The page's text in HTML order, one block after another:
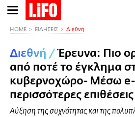
Παράκαμψη
προς
περιεχόμενο
HOME ΕΙΔΗΣΕΙΣ Διεθνή
Διεθνή /Έρευνα: Πιο
από ποτέ το έγκλημα
κυβερνοχώρο- Μέσω e-
περισσότερες
Αύξηση της συχνότητας και της